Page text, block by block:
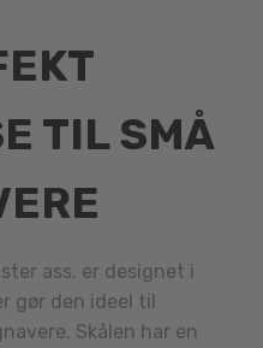
TIL SMÅ
ass. er designet i
gør den ideel til
Skålen har en